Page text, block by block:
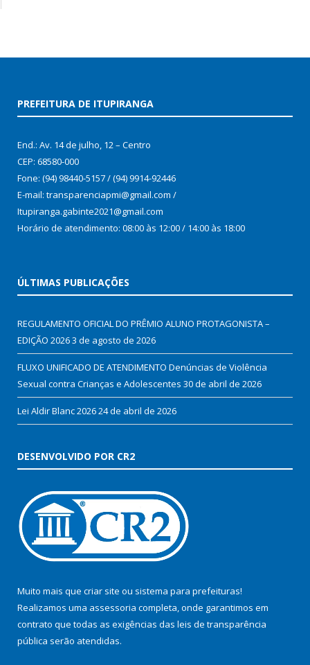
PREFEITURA DE ITUPIRANGA
End.: Av. 14 de julho, 12 – Centro
CEP: 68580-000
Fone: (94) 98440-5157 / (94) 9914-92446
E-mail: transparenciapmi@gmail.com /
Itupiranga.gabinte2021@gmail.com
Horário de atendimento: 08:00 às 12:00 / 14:00 às 18:00
ÚLTIMAS PUBLICAÇÕES
REGULAMENTO OFICIAL DO PRÊMIO ALUNO PROTAGONISTA –
EDIÇÃO 20263 de agosto de 2026
FLUXO UNIFICADO DE ATENDIMENTO Denúncias de Violência
Sexual contra Crianças e Adolescentes 30 de abril de 2026
Lei Aldir Blanc 202624 de abril de 2026
DESENVOLVIDO POR CR2
Muito mais que criar site ou sistema para prefeituras!
Realizamos uma assessoria completa, onde garantimos em
contrato que todas as exigências das leis de transparência
pública serão atendidas.